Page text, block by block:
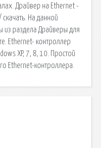
Драйвер на Ethernet -
На данной
из раздела Драйверы для
Ethernet- контроллер
XP, 7, 8, 10. Простой
Ethernet-контроллера.